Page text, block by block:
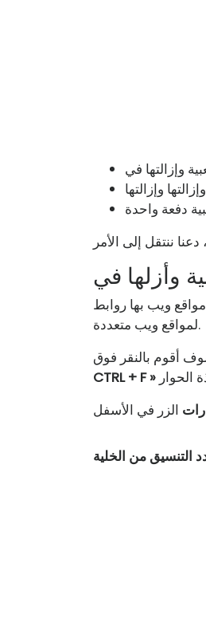
وإزالتها
حدد الخلايا التي تريد إزالة الارتباطات التشعبية منها. لنفترض أن لدي عينة من بيانات 10 مواقع ويب بها روابط
لمواقع ويب متعددة.
CTRL + F »
التنسيق من الخلية